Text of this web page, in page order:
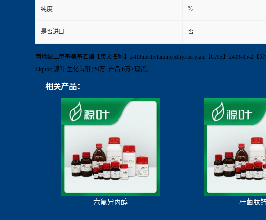
纯度 %
是否进口 否
丙烯酸二甲基氨基乙酯【英文名称】2-(Dimethylamino)ethyl acrylate【CAS】2439-35-2
Liquid; 源叶 生化试剂 ;20万+产品,6万+现货。
相关产品：
六氟异丙醇 杆菌肽